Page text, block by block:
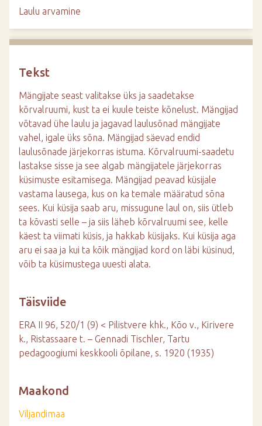
Laulu arvamine
Tekst
Mängijate seast valitakse üks ja saadetakse
kõrvalruumi, kust ta ei kuule teiste kõnelust. Mängijad
võtavad ühe laulu ja jagavad laulusõnad mängijate
vahel, igale üks sõna. Mängijad säevad endid
laulusõnade järjekorras istuma. Kõrvalruumi-saadetu
lastakse sisse ja see algab mängijatele järjekorras
küsimuste esitamisega. Mängijad peavad küsijale
vastama lausega, kus on ka temale määratud sõna
sees. Kui küsija saab aru, missugune laul on, siis ütleb
ta kõvasti selle – ja siis läheb kõrvalruumi see, kelle
käest ta viimati küsis, ja hakkab küsijaks. Kui küsija aga
aru ei saa ja kui ta kõik mängijad kord on läbi küsinud,
võib ta küsimustega uuesti alata.
Täisviide
ERA II 96, 520/1 (9) < Pilistvere khk., Kõo v., Kirivere
k., Ristassaare t. – Gennadi Tischler, Tartu
pedagoogiumi keskkooli õpilane, s. 1920 (1935)
Maakond
Viljandimaa